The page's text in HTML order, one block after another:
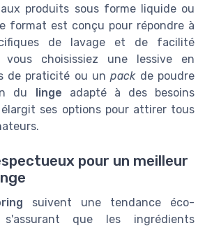
aux produits sous forme liquide ou
format est conçu pour répondre à
de lavage et de facilité
vous choisissiez une lessive en
de praticité ou unpackde poudre
du
linge adapté à des besoins
élargit ses options pour attirer tous
pour un meilleur
suivent une tendance éco-
s'assurant que les ingrédients